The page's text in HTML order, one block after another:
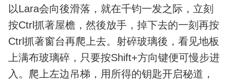
以Lara会向後滑落，就在千钧一发之际，立刻
按Ctrl抓著屋檐，然後放手，掉下去的一刻再按
Ctrl抓著窗台再爬上去。射碎玻璃後，看见地板
上满布玻璃碎，只要按Shift+方向键便可慢步进
入。爬上左边吊梯，用所得的钥匙开启秘道，